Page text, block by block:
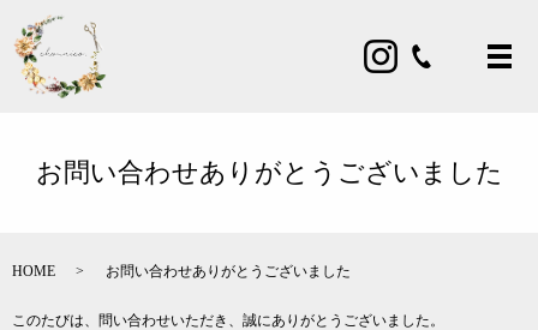
お問い合わせありがとうございました
HOME お問い合わせありがとうございました
このたびは、問い合わせいただき、誠にありがとうございました。